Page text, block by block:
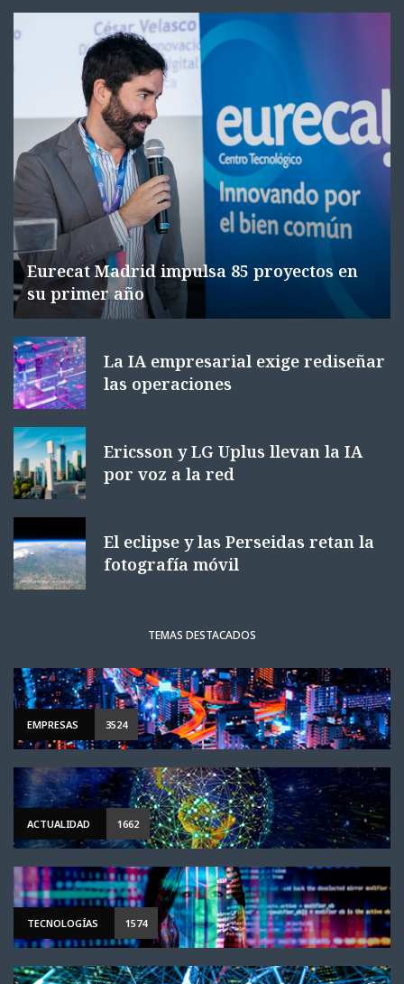
Eurecat Madrid impulsa 85 proyectos en
su primer año
La IA empresarial exige rediseñar
las operaciones
Ericsson y LG Uplus llevan la IA
por voz a la red
El eclipse y las Perseidas retan la
fotografía móvil
TEMAS DESTACADOS
EMPRESAS 3524
ACTUALIDAD 1662
TECNOLOGÍAS 1574